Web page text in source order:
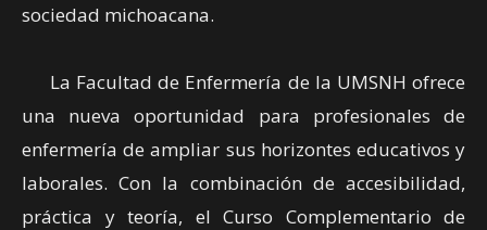
sociedad michoacana.
La Facultad de Enfermería de la UMSNH ofrece
una nueva oportunidad para profesionales de
enfermería de ampliar sus horizontes educativos y
laborales. Con la combinación de accesibilidad,
práctica y teoría, el Curso Complementario de